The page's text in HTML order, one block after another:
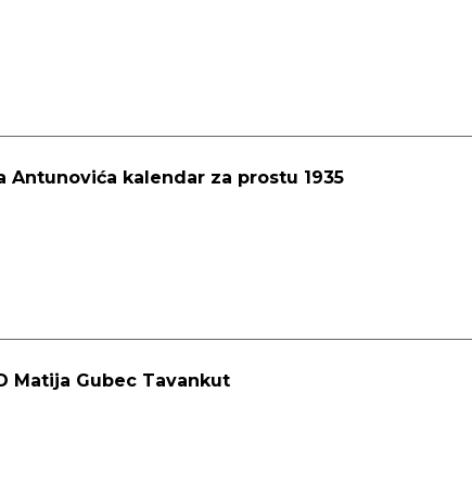
Antunovića kalendar za prostu 1935
Matija Gubec Tavankut